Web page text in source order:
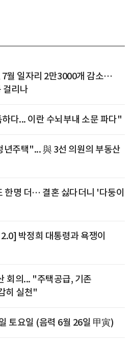
월 일자리 2만3000개 감소…
걸리나
다... 이란 수뇌부내 소문 파다"
년주택"... 與 3선 의원의 부동산
한명 더… 결혼 싫다더니 '다둥이
박정희 대통령과 욕쟁이
회의... "주택공급, 기존
히 실천"
토요일 (음력 6월 26일 甲寅)